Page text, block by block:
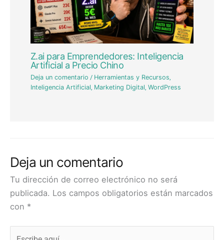
Z.ai para Emprendedores: Inteligencia
Artificial a Precio Chino
Deja un comentario / Herramientas y Recursos,
Inteligencia Artificial, Marketing Digital,WordPress
Deja un comentario
Tu dirección de correo electrónico no será
publicada. Los campos obligatorios están marcados
con *